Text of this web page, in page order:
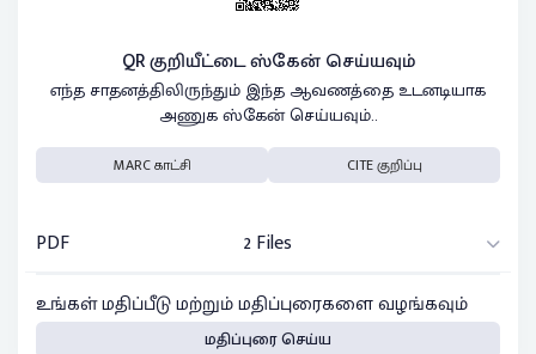
QR குறியீட்டை ஸ்கேன் செய்யவும்
எந்த சாதனத்திலிருந்தும் இந்த ஆவணத்தை உடனடியாக
அணுக ஸ்கேன் செய்யவும்..
MARC காட்சி CITE குறிப்பு
PDF
2 Files
உங்கள் மதிப்பீடு மற்றும் மதிப்புரைகளை வழங்கவும்
மதிப்புரை செய்ய